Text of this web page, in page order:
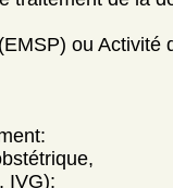
ou Activité
IVG):